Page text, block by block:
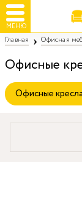
МЕНЮ
Главная Офисная
Офисные
Офисные кресла